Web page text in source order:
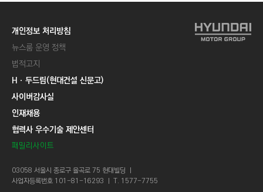
개인정보 처리방침
뉴스룸 운영 정책
법적고지
Hㆍ두드림(현대건설 신문고)
사이버감사실
인재채용
협력사 우수기술 제안센터
패밀리사이트
03058 서울시 종로구 율곡로 75 현대빌딩 ㅣ
사업자등록번호 101-81-16293 ㅣ T. 1577-7755